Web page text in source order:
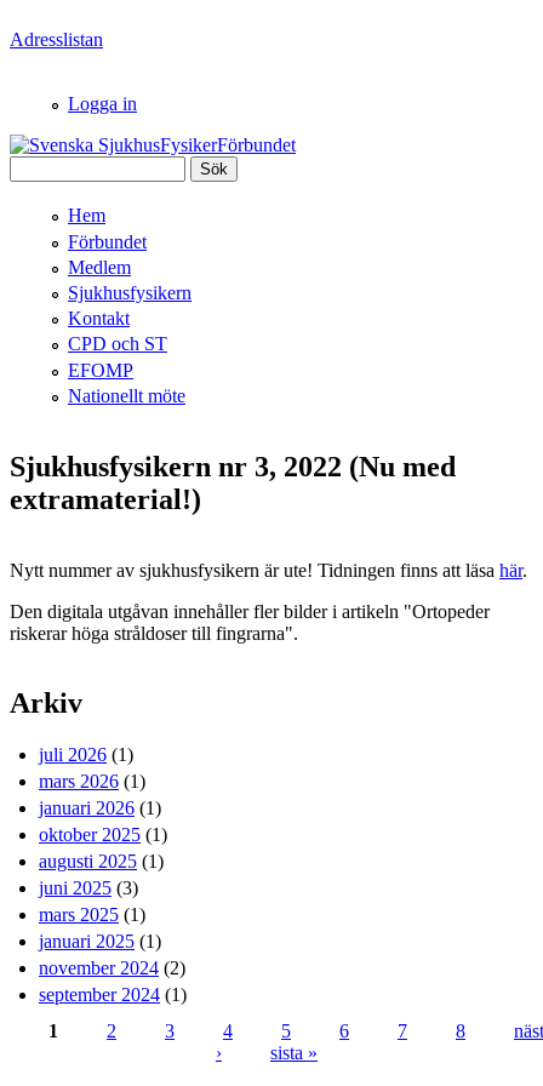
Adresslistan
Logga in
SjukhusFysikerFörbundet
Hem
Förbundet
Medlem
Sjukhusfysikern
Kontakt
CPD och ST
EFOMP
Nationellt möte
Sjukhusfysikern nr 3, 2022 (Nu med
extramaterial!)
Nytt nummer av sjukhusfysikern är ute! Tidningen finns att läsa här.
Den digitala utgåvan innehåller fler bilder i artikeln "Ortopeder
riskerar höga stråldoser till fingrarna".
Arkiv
juli 2026 (1)
mars 2026 (1)
januari 2026 (1)
oktober 2025 (1)
augusti 2025 (1)
juni 2025 (3)
mars 2025 (1)
januari 2025 (1)
november 2024 (2)
september 2024 (1)
1 2 3 4 5 6 7 8
›
sista »